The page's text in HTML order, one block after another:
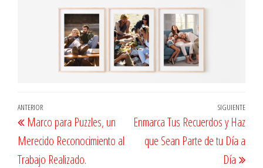
Navegación
de
entradas
Entrada
anterior
ANTERIOR
Marco para Puzzles, un
Merecido Reconocimiento al
Trabajo Realizado.
SIGUIENTE
Enmarca Tus Recuerdos y Haz
que Sean Parte de tu Día a
Día